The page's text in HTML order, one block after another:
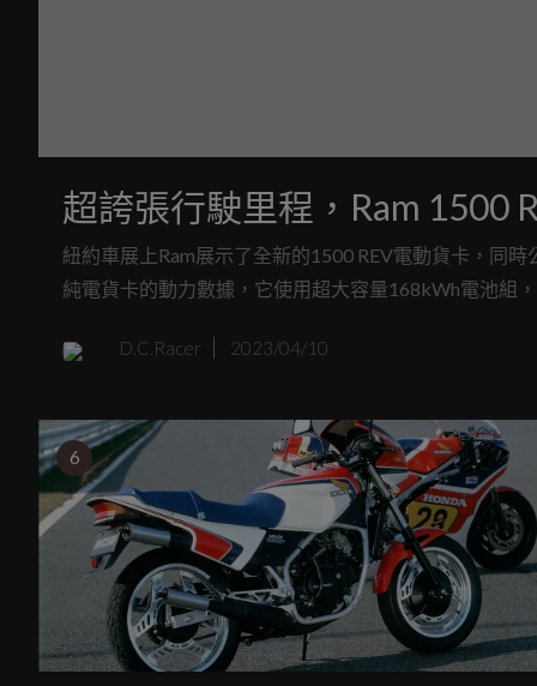
超誇張行駛里程，Ram 1500
紐約車展上Ram展示了全新的1500 REV電動貨卡，同
純電貨卡的動力數據，它使用超大容量168kWh電池組
便可達到805公里。Ram 1500 REV預計明年正式交車。
D.C.Racer 2023/04/10
6